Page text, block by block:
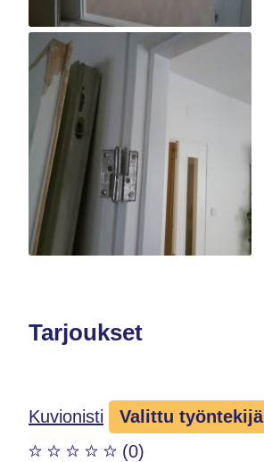
Tarjoukset
Kuvionisti
Valittu työntekijä
(0)